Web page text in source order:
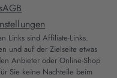
AGB
Links sind Affiliate-Links.
und auf der Zielseite etwas
Anbieter oder Online-Shop
Sie keine Nachteile beim